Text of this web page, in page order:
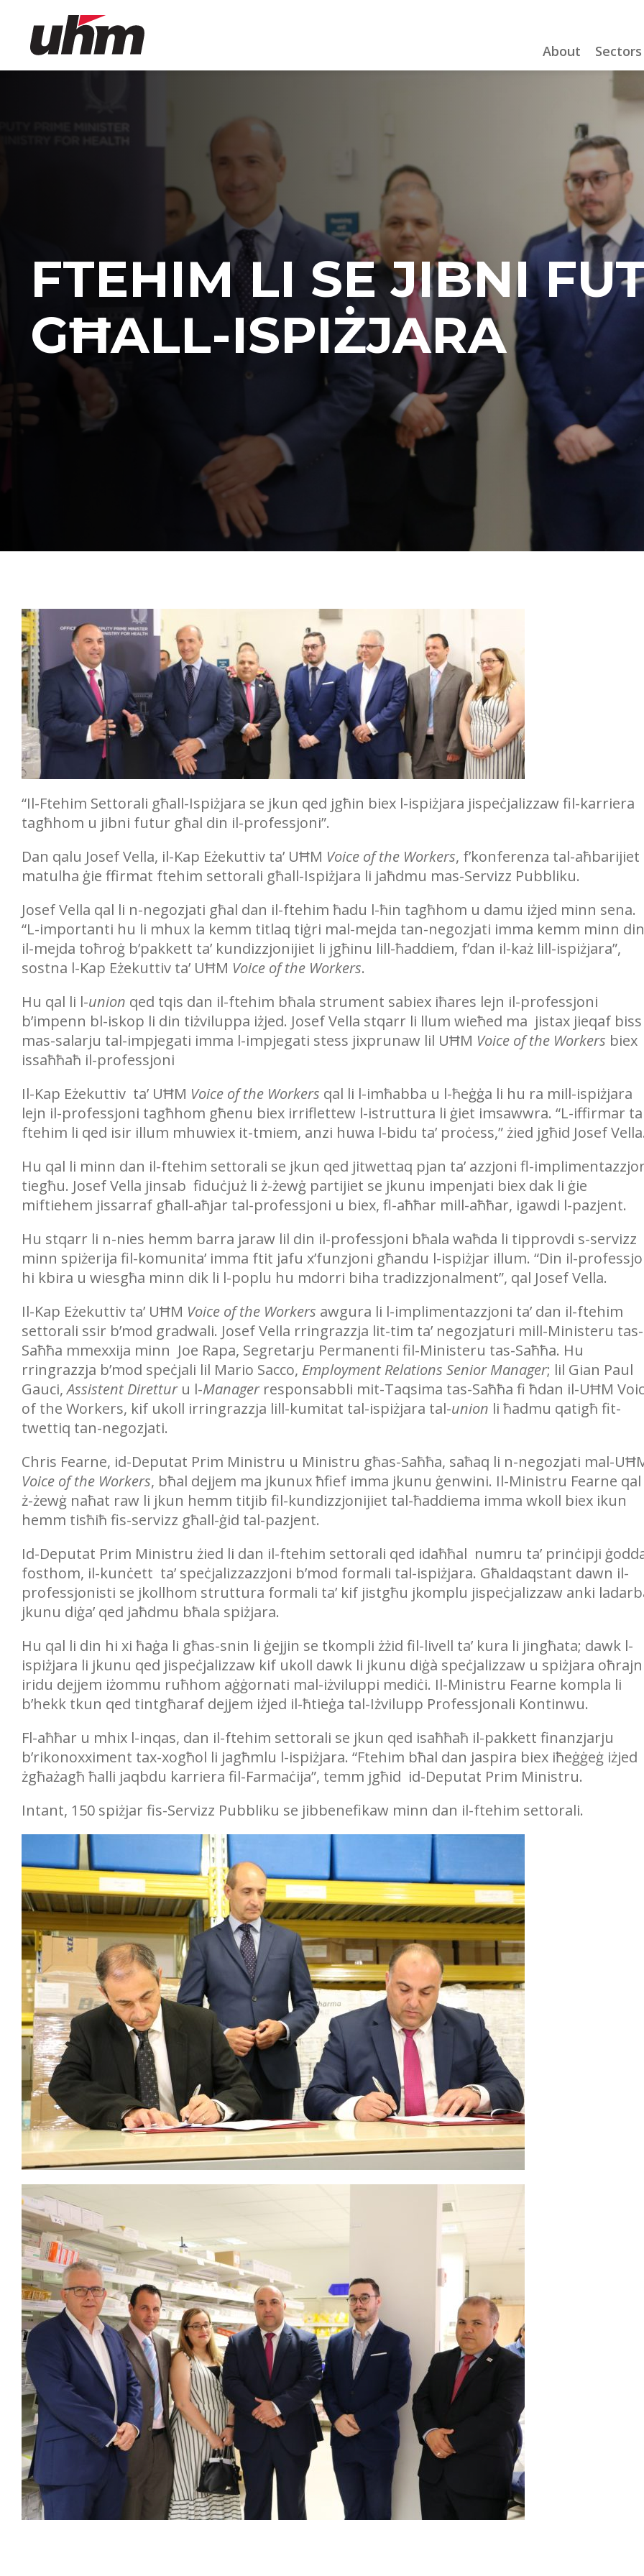
content
About Sectors
FTEHIM LI SE JIBNI
GĦALL-ISPIŻJARA
“Il-Ftehim Settorali għall-Ispiżjara se jkun qed jgħin biex l-ispiżjara jispeċjalizzaw fil-karriera
tagħhom u jibni futur għal din il-professjoni”.
Dan qalu Josef Vella, il-Kap Eżekuttiv ta’ UĦM Voice of the Workers, f’konferenza tal-aħbarijiet
matulha ġie ffirmat ftehim settorali għall-Ispiżjara li jaħdmu mas-Servizz Pubbliku.
Josef Vella qal li n-negozjati għal dan il-ftehim ħadu l-ħin tagħhom u damu iżjed minn sena.
“L-importanti hu li mhux la kemm titlaq tiġri mal-mejda tan-negozjati imma kemm minn din
il-mejda toħroġ b’pakkett ta’ kundizzjonijiet li jgħinu lill-ħaddiem, f’dan il-każ lill-ispiżjara”,
sostna l-Kap Eżekuttiv ta’ UĦM Voice of the Workers.
Hu qal li l-union qed tqis dan il-ftehim bħala strument sabiex iħares lejn il-professjoni
b’impenn bl-iskop li din tiżviluppa iżjed. Josef Vella stqarr li llum wieħed ma jistax jieqaf biss
mas-salarju tal-impjegati imma l-impjegati stess jixprunaw lil UĦM Voice of the Workers biex
issaħħaħ il-professjoni
Il-Kap Eżekuttiv ta’ UĦM Voice of the Workers qal li l-imħabba u l-ħeġġa li hu ra mill-ispiżjara
lejn il-professjoni tagħhom għenu biex irriflettew l-istruttura li ġiet imsawwra. “L-iffirmar
ftehim li qed isir illum mhuwiex it-tmiem, anzi huwa l-bidu ta’ proċess,” żied jgħid Josef Vella.
Hu qal li minn dan il-ftehim settorali se jkun qed jitwettaq pjan ta’ azzjoni fl-
tiegħu. Josef Vella jinsab fiduċjuż li ż-żewġ partijiet se jkunu impenjati biex dak li ġie
miftiehem jissarraf għall-aħjar tal-professjoni u biex, fl-aħħar mill-aħħar, igawdi l-pazjent.
Hu stqarr li n-nies hemm barra jaraw lil din il-professjoni bħala waħda li tipprovdi s-servizz
minn spiżerija fil-komunita’ imma ftit jafu x’funzjoni għandu l-ispiżjar illum. “Din il-
hi kbira u wiesgħa minn dik li l-poplu hu mdorri biha tradizzjonalment”, qal Josef Vella.
Il-Kap Eżekuttiv ta’ UĦM Voice of the Workers awgura li l-implimentazzjoni ta’ dan il-ftehim
settorali ssir b’mod gradwali. Josef Vella rringrazzja lit-tim ta’ negozjaturi mill-Ministeru tas-
Saħħa mmexxija minn Joe Rapa, Segretarju Permanenti fil-Ministeru tas-Saħħa. Hu
rringrazzja b’mod speċjali lil Mario Sacco, Employment Relations Senior Manager; lil Gian Paul
Gauci,Assistent Diretturu l-Managerresponsabbli mit-Taqsima tas-Saħħa fi ħdan il-UĦM
of the Workers, kif ukoll irringrazzja lill-kumitat tal-ispiżjara tal-union li ħadmu qatigħ fit-
twettiq tan-negozjati.
Chris Fearne, id-Deputat Prim Ministru u Ministru għas-Saħħa, saħaq li n-negozjati mal-
Voice of the Workers, bħal dejjem ma jkunux ħfief imma jkunu ġenwini. Il-Ministru Fearne qal
ż-żewġ naħat raw li jkun hemm titjib fil-kundizzjonijiet tal-ħaddiema imma wkoll biex ikun
hemm tisħiħ fis-servizz għall-ġid tal-pazjent.
Id-Deputat Prim Ministru żied li dan il-ftehim settorali qed idaħħal numru ta’ prinċipji
fosthom, il-kunċett ta’ speċjalizzazzjoni b’mod formali tal-ispiżjara. Għaldaqstant dawn il-
professjonisti se jkollhom struttura formali ta’ kif jistgħu jkomplu jispeċjalizzaw anki
jkunu diġa’ qed jaħdmu bħala spiżjara.
Hu qal li din hi xi ħaġa li għas-snin li ġejjin se tkompli żżid fil-livell ta’ kura li jingħata; dawk l-
ispiżjara li jkunu qed jispeċjalizzaw kif ukoll dawk li jkunu diġà speċjalizzaw u spiżjara oħrajn
iridu dejjem iżommu ruħhom aġġornati mal-iżviluppi mediċi. Il-Ministru Fearne kompla li
b’hekk tkun qed tintgħaraf dejjem iżjed il-ħtieġa tal-Iżvilupp Professjonali Kontinwu.
Fl-aħħar u mhix l-inqas, dan il-ftehim settorali se jkun qed isaħħaħ il-pakkett finanzjarju
b’rikonoxximent tax-xogħol li jagħmlu l-ispiżjara. “Ftehim bħal dan jaspira biex iħeġġeġ iżjed
żgħażagħ ħalli jaqbdu karriera fil-Farmaċija”, temm jgħid id-Deputat Prim Ministru.
Intant, 150 spiżjar fis-Servizz Pubbliku se jibbenefikaw minn dan il-ftehim settorali.